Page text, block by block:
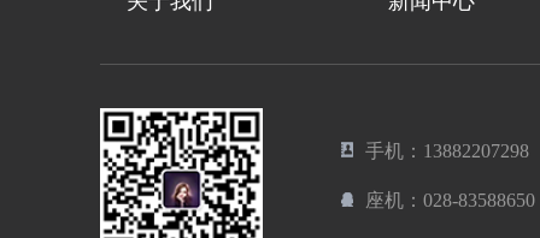
手机：13882207298
座机：028-83588650